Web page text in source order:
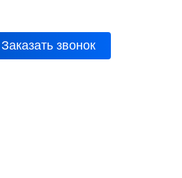
Заказать звонок